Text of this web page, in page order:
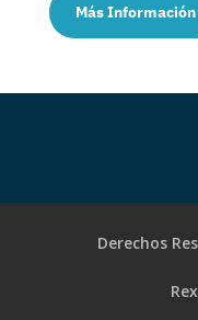
Más Información
Derechos